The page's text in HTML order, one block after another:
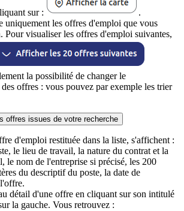
sur :
.
uniquement les offres d'emploi que vous
Pour visualiser les offres d'emploi suivantes,
la possibilité de changer le
des offres : vous pouvez par exemple les trier
offres issues de votre recherche
d'emploi restituée dans la liste, s'affichent :
le lieu de travail, la nature du contrat et la
le nom de l'entreprise si précisé, les 200
du descriptif du poste, la date de
détail d'une offre en cliquant sur son intitulé
la gauche. Vous retrouvez :